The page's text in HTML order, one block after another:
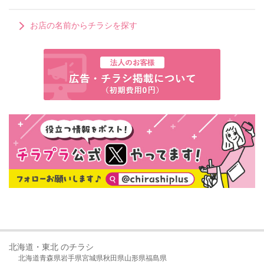
お店の名前からチラシを探す
北海道・東北 のチラシ
北海道青森県岩手県宮城県秋田県山形県福島県